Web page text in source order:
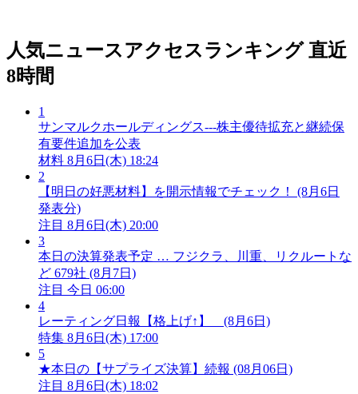
人気ニュースアクセスランキング 直近
8時間
1
サンマルクホールディングス---株主優待拡充と継続保
有要件追加を公表
材料 8月6日(木) 18:24
2
【明日の好悪材料】を開示情報でチェック！ (8月6日
発表分)
注目 8月6日(木) 20:00
3
本日の決算発表予定 … フジクラ、川重、リクルートな
ど 679社 (8月7日)
注目 今日 06:00
4
レーティング日報【格上げ↑】 (8月6日)
特集 8月6日(木) 17:00
5
★本日の【サプライズ決算】続報 (08月06日)
注目 8月6日(木) 18:02